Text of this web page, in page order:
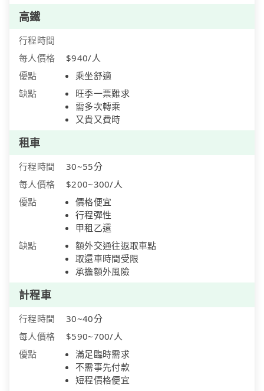
高鐵
行程時間
每人價格
$940/人
優點
乘坐舒適
缺點
旺季一票難求
需多次轉乘
又貴又費時
租車
行程時間
30~55分
每人價格
$200~300/人
優點
價格便宜
行程彈性
甲租乙還
缺點
額外交通往返取車點
取還車時間受限
承擔額外風險
計程車
行程時間
30~40分
每人價格
$590~700/人
優點
滿足臨時需求
不需事先付款
短程價格便宜